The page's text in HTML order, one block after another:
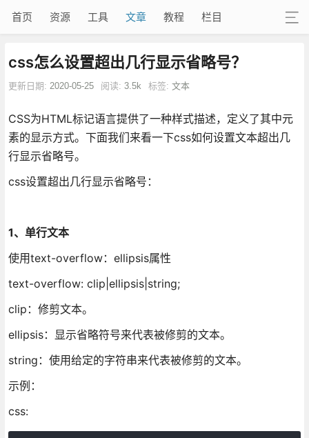
首页 资源 工具 文章 教程 栏目
css怎么设置超出几行显示省略号？
更新日期: 2020-05-25 阅读: 3.5k 标签: 文本
CSS为HTML标记语言提供了一种样式描述，定义了其中元
素的显示方式。下面我们来看一下css如何设置文本超出几
行显示省略号。
css设置超出几行显示省略号：
1、单行文本
使用text-overflow：ellipsis属性
text-overflow: clip|ellipsis|string;
clip：修剪文本。
ellipsis：显示省略符号来代表被修剪的文本。
string：使用给定的字符串来代表被修剪的文本。
示例：
css: